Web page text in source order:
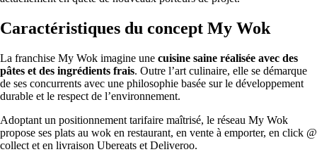
Caractéristiques du concept My Wok
La franchise My Wok imagine une cuisine saine réalisée avec des
pâtes et des ingrédients frais. Outre l’art culinaire, elle se démarque
de ses concurrents avec une philosophie basée sur le développement
durable et le respect de l’environnement.
Adoptant un positionnement tarifaire maîtrisé, le réseau My Wok
propose ses plats au wok en restaurant, en vente à emporter, en click @
collect et en livraison Ubereats et Deliveroo.